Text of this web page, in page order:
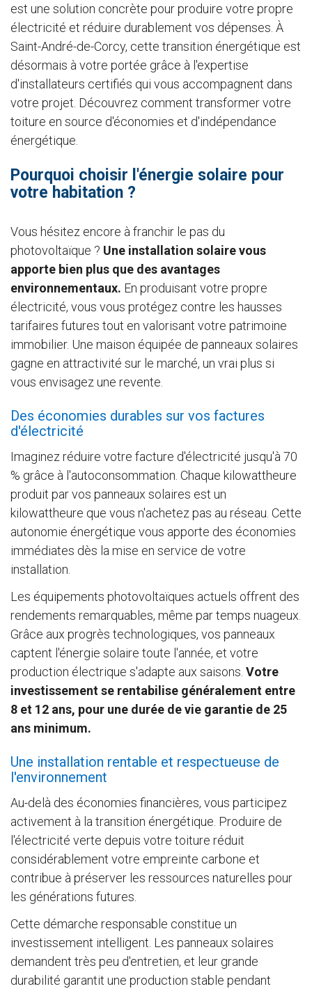
est une solution concrète pour produire votre propre
électricité et réduire durablement vos dépenses. À
Saint-André-de-Corcy, cette transition énergétique est
désormais à votre portée grâce à l'expertise
d'installateurs certifiés qui vous accompagnent dans
votre projet. Découvrez comment transformer votre
toiture en source d'économies et d'indépendance
énergétique.
Pourquoi choisir l'énergie solaire pour
votre habitation ?
Vous hésitez encore à franchir le pas du
photovoltaïque ? Une installation solaire vous
apporte bien plus que des avantages
environnementaux. En produisant votre propre
électricité, vous vous protégez contre les hausses
tarifaires futures tout en valorisant votre patrimoine
immobilier. Une maison équipée de panneaux solaires
gagne en attractivité sur le marché, un vrai plus si
vous envisagez une revente.
Des économies durables sur vos factures
d'électricité
Imaginez réduire votre facture d'électricité jusqu'à 70
% grâce à l'autoconsommation. Chaque kilowattheure
produit par vos panneaux solaires est un
kilowattheure que vous n'achetez pas au réseau. Cette
autonomie énergétique vous apporte des économies
immédiates dès la mise en service de votre
installation.
Les équipements photovoltaïques actuels offrent des
rendements remarquables, même par temps nuageux.
Grâce aux progrès technologiques, vos panneaux
captent l'énergie solaire toute l'année, et votre
production électrique s'adapte aux saisons. Votre
investissement se rentabilise généralement entre
8 et 12 ans, pour une durée de vie garantie de 25
ans minimum.
Une installation rentable et respectueuse de
l'environnement
Au-delà des économies financières, vous participez
activement à la transition énergétique. Produire de
l'électricité verte depuis votre toiture réduit
considérablement votre empreinte carbone et
contribue à préserver les ressources naturelles pour
les générations futures.
Cette démarche responsable constitue un
investissement intelligent. Les panneaux solaires
demandent très peu d'entretien, et leur grande
durabilité garantit une production stable pendant